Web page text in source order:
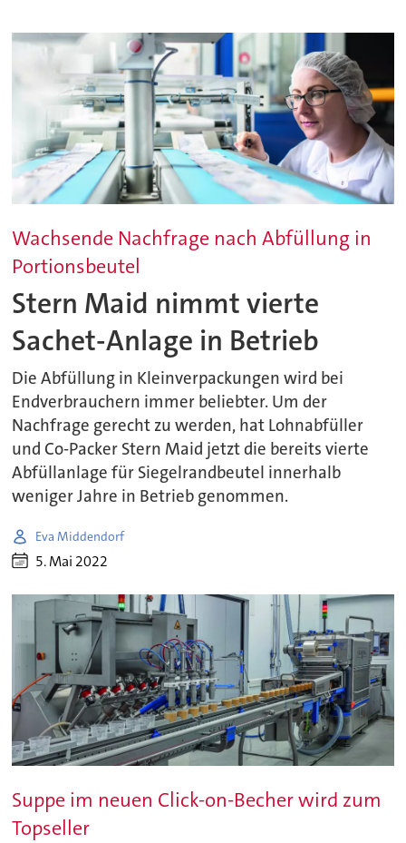
Wachsende Nachfrage nach Abfüllung in
Portionsbeutel
Stern Maid nimmt vierte
Sachet-Anlage in Betrieb
Die Abfüllung in Kleinverpackungen wird bei
Endverbrauchern immer beliebter. Um der
Nachfrage gerecht zu werden, hat Lohnabfüller
und Co-Packer Stern Maid jetzt die bereits vierte
Abfüllanlage für Siegelrandbeutel innerhalb
weniger Jahre in Betrieb genommen.
Eva Middendorf
5. Mai 2022
Suppe im neuen Click-on-Becher wird zum
Topseller